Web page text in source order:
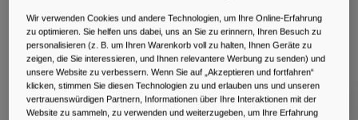
Fahrradtaschen
Trinkblasen
Zubehör
Wir verwenden Cookies und andere Technologien, um Ihre Online-Erfahrung
zu optimieren. Sie helfen uns dabei, uns an Sie zu erinnern, Ihren Besuch zu
personalisieren (z. B. um Ihren Warenkorb voll zu halten, Ihnen Geräte zu
zeigen, die Sie interessieren, und Ihnen relevantere Werbung zu senden) und
unsere Website zu verbessern. Wenn Sie auf „Akzeptieren und fortfahren“
klicken, stimmen Sie diesen Technologien zu und erlauben uns und unseren
vertrauenswürdigen Partnern, Informationen über Ihre Interaktionen mit der
Website zu sammeln, zu verwenden und weiterzugeben, um Ihre Erfahrung